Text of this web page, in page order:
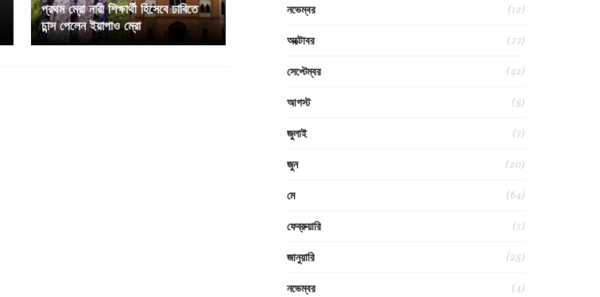
প্রথম ম্রো নারী শিক্ষার্থী হিসেবে ঢাবিতে
চান্স পেলেন ইয়াপাও ম্রো
নভেম্বর (12)
অক্টোবর (27)
সেপ্টেম্বর (42)
আগস্ট (8)
জুলাই (7)
জুন (20)
মে (64)
ফেব্রুয়ারি (5)
জানুয়ারি (28)
নভেম্বর (4)